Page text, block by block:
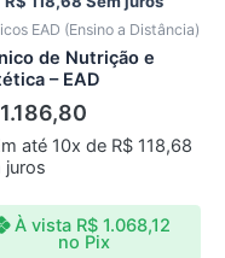
EAD (Ensino a Distância)
de Nutrição e
– EAD
1.186,80
até 10x de R$118,68
juros
À vista R$1.068,12
no Pix